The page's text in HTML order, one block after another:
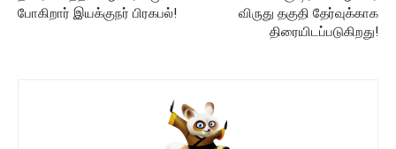
போகிறார் இயக்குநர் பிரகபல்!
விருது தகுதி தேர்வுக்காக
திரையிடப்படுகிறது!